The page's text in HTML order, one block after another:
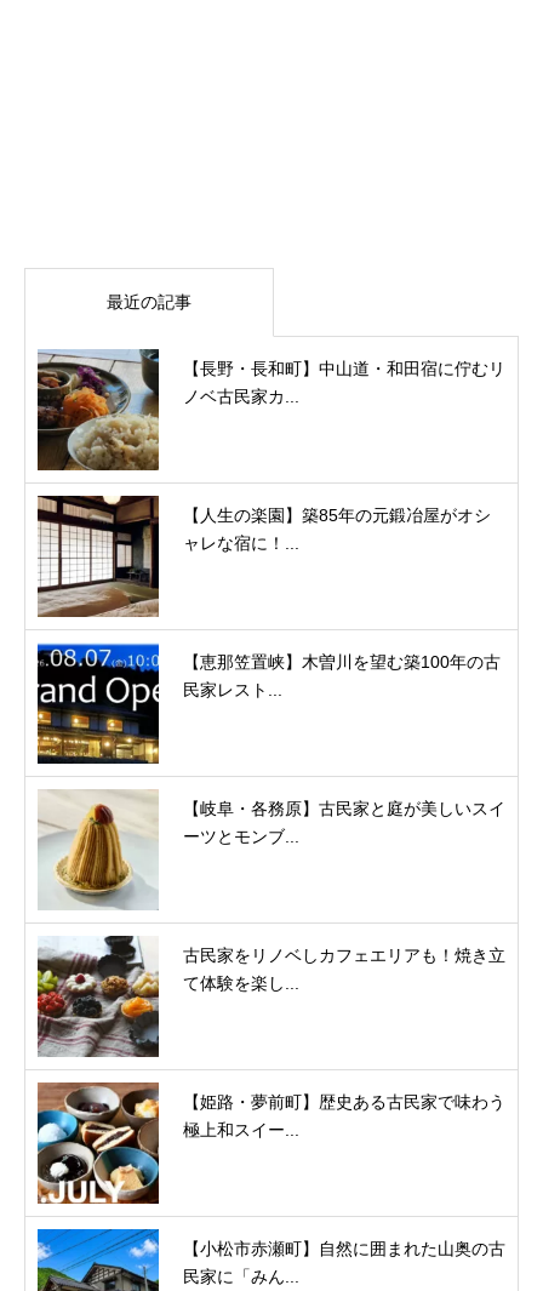
最近の記事
【長野・長和町】中山道・和田宿に佇むリ
ノベ古民家カ...
【人生の楽園】築85年の元鍛冶屋がオシ
ャレな宿に！...
【恵那笠置峡】木曽川を望む築100年の古
民家レスト...
【岐阜・各務原】古民家と庭が美しいスイ
ーツとモンブ...
古民家をリノベしカフェエリアも！焼き立
て体験を楽し...
【姫路・夢前町】歴史ある古民家で味わう
極上和スイー...
【小松市赤瀬町】自然に囲まれた山奥の古
民家に「みん...